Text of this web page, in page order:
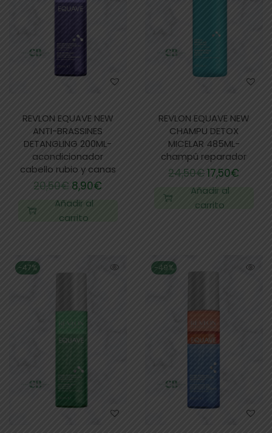
REVLON EQUAVE NEW
ANTI-BRASSINES
DETANGLING 200ML-
acondicionador
cabello rubio y canas
20,50€ 8,90€
Añadir al
carrito
REVLON EQUAVE NEW
CHAMPU DETOX
MICELAR 485ML-
champú reparador
24,50€17,50€
Añadir al
carrito
-47% -49%